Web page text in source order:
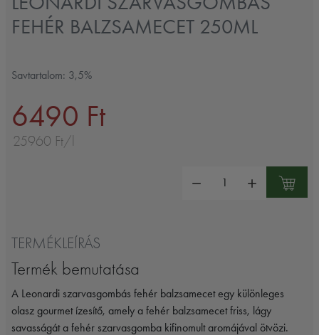
FEHÉR BALZSAMECET 250ML
Savtartalom: 3,5%
6490 Ft
25960 Ft/l
TERMÉKLEÍRÁS
Termék bemutatása
A Leonardi szarvasgombás fehér balzsamecet egy különleges
olasz gourmet ízesítő, amely a fehér balzsamecet friss, lágy
savasságát a fehér szarvasgomba kifinomult aromájával ötvözi.